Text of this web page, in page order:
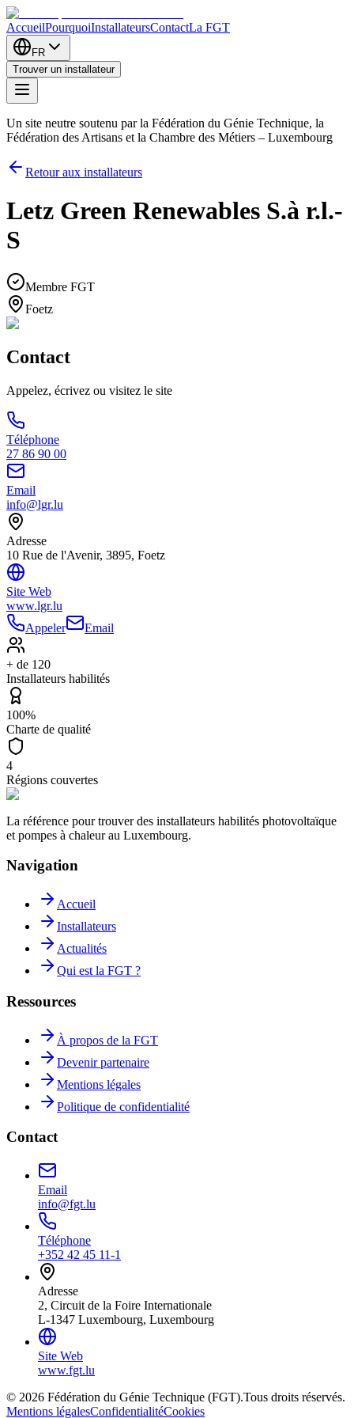
AccueilPourquoiInstallateursContactLa FGT
FR
Trouver un installateur
Un site neutre soutenu par la Fédération du Génie Technique, la
Fédération des Artisans et la Chambre des Métiers – Luxembourg
Retour aux installateurs
Letz Green Renewables S.à r.l.-
S
Membre FGT
Foetz
Contact
Appelez, écrivez ou visitez le site
Téléphone
27 86 90 00
Email
info@lgr.lu
Adresse
10 Rue de l'Avenir, 3895, Foetz
Site Web
www.lgr.lu
Appeler
Email
+ de 120
Installateurs habilités
100%
Charte de qualité
4
Régions couvertes
La référence pour trouver des installateurs habilités photovoltaïque
et pompes à chaleur au Luxembourg.
Navigation
Accueil
Installateurs
Actualités
Qui est la FGT ?
Ressources
À propos de la FGT
Devenir partenaire
Mentions légales
Politique de confidentialité
Contact
Email
info@fgt.lu
Téléphone
+352 42 45 11-1
Adresse
2, Circuit de la Foire Internationale
L-1347 Luxembourg, Luxembourg
Site Web
www.fgt.lu
© 2026 Fédération du Génie Technique (FGT).Tous droits réservés.
Mentions légalesConfidentialitéCookies